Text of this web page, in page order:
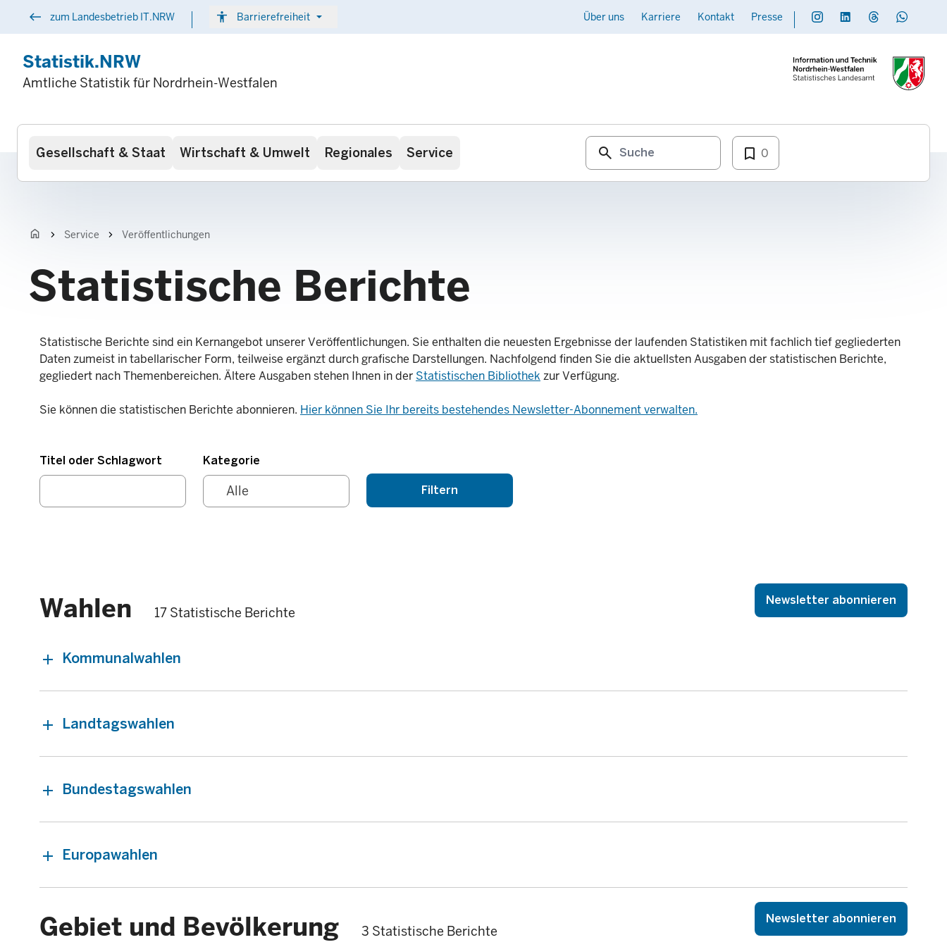
west zum Landesbetrieb IT.NRW accessibility Barrierefreiheit arrow_drop_down Kontakt
Über uns Karriere Kontakt Presse Social
Statistik.NRW
Amtliche Statistik für Nordrhein-Westfalen
Hauptnavigation
Gesellschaft & Staat Wirtschaft & Umwelt Regionales Service search bookmark_border 0
home chevron_right Service chevron_right Veröffentlichungen
Statistische Berichte
Statistische Berichte sind ein Kernangebot unserer Veröffentlichungen. Sie enthalten die neuesten Ergebnisse der laufenden Statistiken mit fachlich tief gegliederten
Daten zumeist in tabellarischer Form, teilweise ergänzt durch grafische Darstellungen. Nachfolgend finden Sie die aktuellsten Ausgaben der statistischen Berichte,
gegliedert nach Themenbereichen. Ältere Ausgaben stehen Ihnen in der Statistischen Bibliothek zur Verfügung.
Sie können die statistischen Berichte abonnieren. Hier können Sie Ihr bereits bestehendes Newsletter-Abonnement verwalten.
Titel oder Schlagwort Kategorie
Wahlen 17 Statistische Berichte
Newsletter abonnieren
Kommunalwahlen
Landtagswahlen
Bundestagswahlen
Europawahlen
Gebiet und Bevölkerung 3 Statistische Berichte
Newsletter abonnieren